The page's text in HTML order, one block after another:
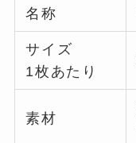
名称
サイズ
1枚あたり
素材